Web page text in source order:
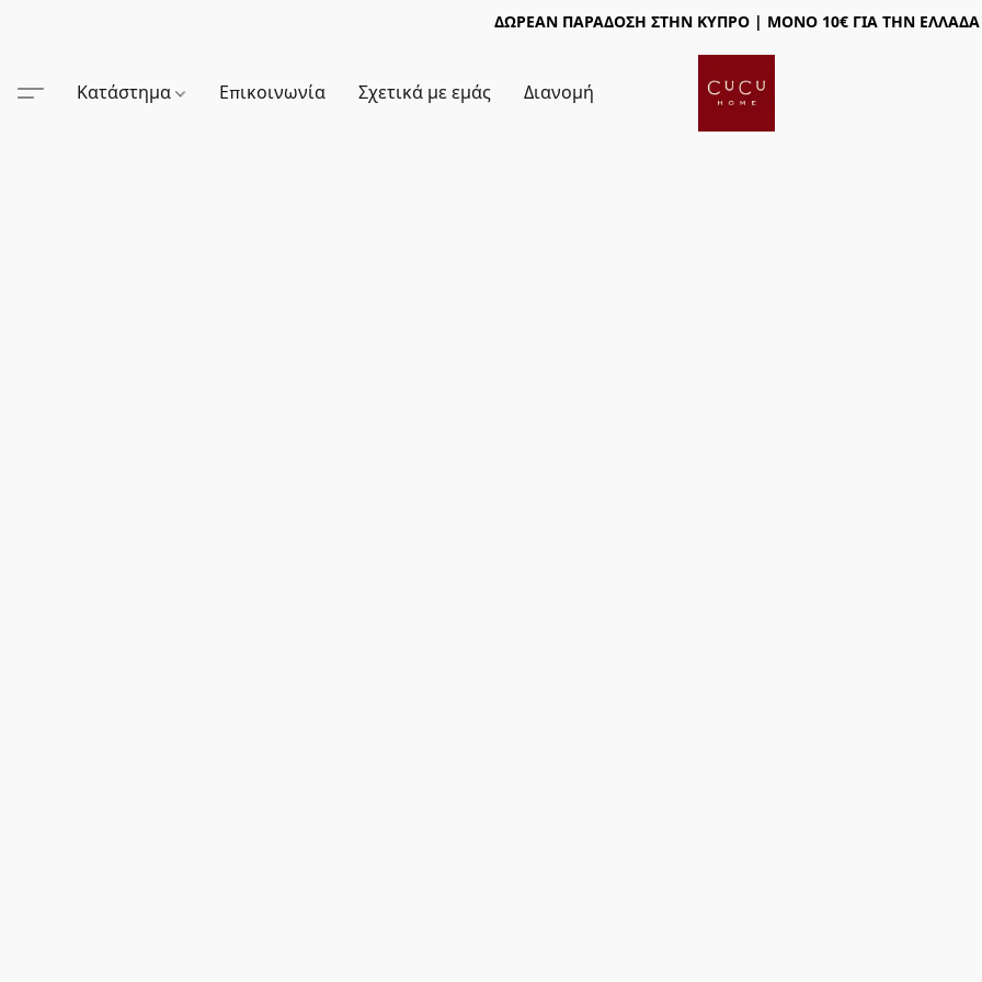
ΔΩΡΕΑΝ ΠΑΡΑΔΟΣΗ ΣΤΗΝ ΚΥΠΡΟ | ΜΟΝΟ 10€ ΓΙΑ ΤΗΝ ΕΛΛΑΔΑ
Κατάστημα Επικοινωνία Σχετικά με εμάς Διανομή